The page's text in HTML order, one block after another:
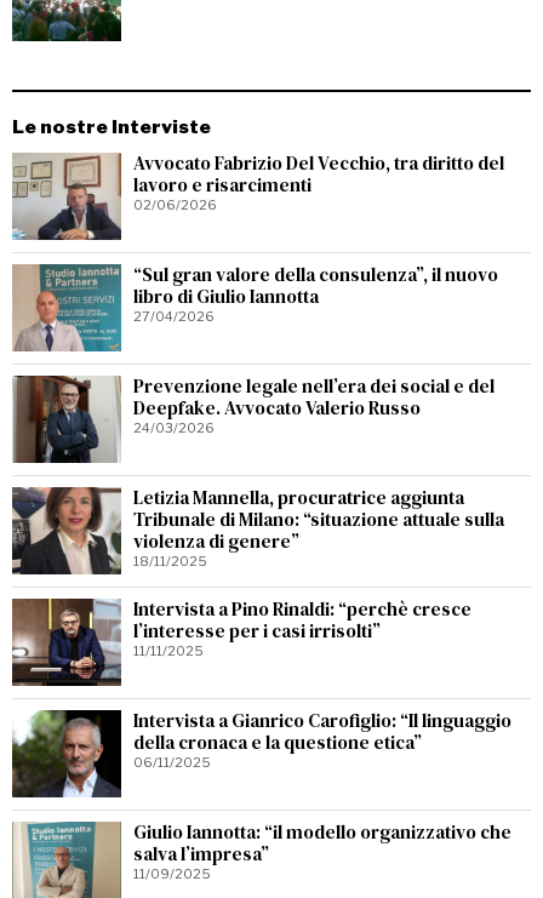
Le nostre Interviste
Avvocato Fabrizio Del Vecchio, tra diritto del
lavoro e risarcimenti
02/06/2026
“Sul gran valore della consulenza”, il nuovo
libro di Giulio Iannotta
27/04/2026
Prevenzione legale nell’era dei social e del
Deepfake. Avvocato Valerio Russo
24/03/2026
Letizia Mannella, procuratrice aggiunta
Tribunale di Milano: “situazione attuale sulla
violenza di genere”
18/11/2025
Intervista a Pino Rinaldi: “perchè cresce
l’interesse per i casi irrisolti”
11/11/2025
Intervista a Gianrico Carofiglio: “Il linguaggio
della cronaca e la questione etica”
06/11/2025
Giulio Iannotta: “il modello organizzativo che
salva l’impresa”
11/09/2025